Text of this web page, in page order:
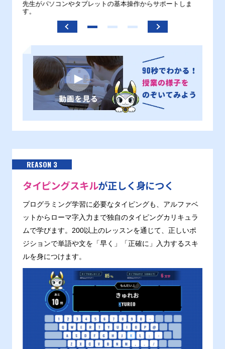
先生がパソコンやタブレットの基本操作からサポートしま
す。
REASON 3
タイピングスキルが正しく身につく
プログラミング学習に必要なタイピングも、アルファベ
ットからローマ字入力まで独自のタイピングカリキュラ
ムで学びます。200以上のレッスンを通じて、正しいポ
ジションで単語や文を「早く」「正確に」入力するスキ
ルを身につけます。